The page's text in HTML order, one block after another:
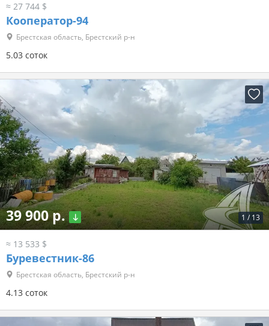
≈ 27 744 $
Кооператор-94
Брестская область, Брестский р-н
5.03 соток
1 / 13
39 900 р.
≈ 13 533 $
Буревестник-86
Брестская область, Брестский р-н
4.13 соток